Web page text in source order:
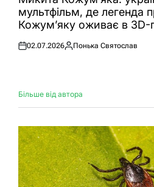
мультфільм, де легенда
Кожум’яку оживає в 3D-
Оприлюднено
02.07.2026
Опубліковано
Понька Святослав
Більше від автора